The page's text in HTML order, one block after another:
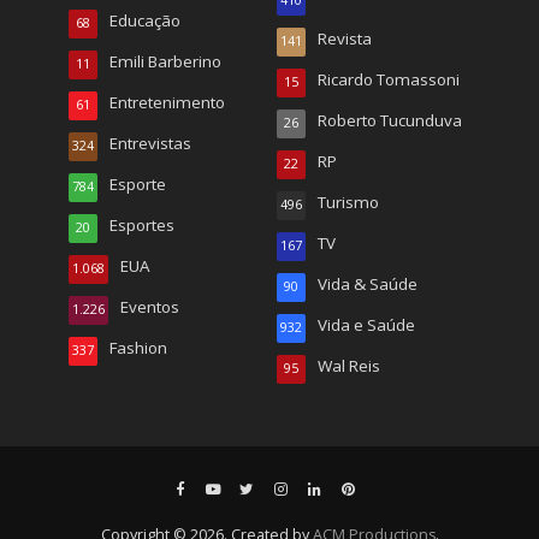
Educação
68
Emili Barberino
11
Entretenimento
61
Entrevistas
324
Esporte
784
Esportes
20
EUA
1.068
Eventos
1.226
Fashion
337
Revista
141
Ricardo Tomassoni
15
Roberto Tucunduva
26
RP
22
Turismo
496
TV
167
Vida & Saúde
90
Vida e Saúde
932
Wal Reis
95
Copyright © 2026. Created byACM Productions.